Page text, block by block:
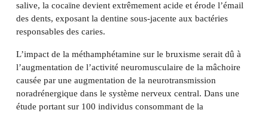
salive, la cocaïne devient extrêmement acide et érode l’émail
des dents, exposant la dentine sous-jacente aux bactéries
responsables des caries.
L’impact de la méthamphétamine sur le bruxisme serait dû à
l’augmentation de l’activité neuromusculaire de la mâchoire
causée par une augmentation de la neurotransmission
noradrénergique dans le système nerveux central. Dans une
étude portant sur 100 individus consommant de la